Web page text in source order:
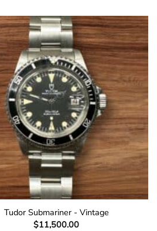
Tudor Submariner - Vintage
$11,500.00